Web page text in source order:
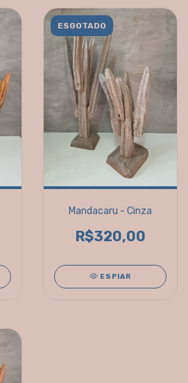
ESGOTADO
Mandacaru - Cinza
R$320,00
ESPIAR